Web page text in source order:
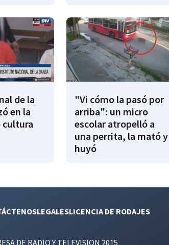
de la
en la
cultura
"Vi cómo la pasó por
arriba": un micro
escolar atropelló a
una perrita, la mató y
huyó
LEGALESLICENCIA DE RODAJES
DE RADIO Y TELEVISION 2015